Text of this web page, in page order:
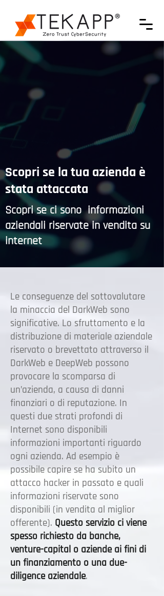
Scopri se la tua azienda è
stata attaccata
Scopri se ci sono informazioni
aziendali riservate in vendita su
internet
Le conseguenze del sottovalutare
la minaccia del DarkWeb sono
significative. Lo sfruttamento e la
distribuzione di materiale aziendale
riservato o brevettato attraverso il
DarkWeb e DeepWeb possono
provocare la scomparsa di
un’azienda, a causa di danni
finanziari o di reputazione. In
questi due strati profondi di
Internet sono disponibili
informazioni importanti riguardo
ogni azienda. Ad esempio è
possibile capire se ha subito un
attacco hacker in passato e quali
informazioni riservate sono
disponibili (in vendita al miglior
offerente). Questo servizio ci viene
spesso richiesto da banche,
venture-capital o aziende ai fini di
un finanziamento o una due-
diligence aziendale.